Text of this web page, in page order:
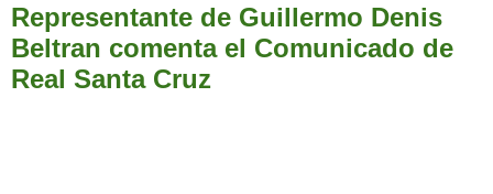
Representante de Guillermo Denis
Beltran comenta el Comunicado de
Real Santa Cruz